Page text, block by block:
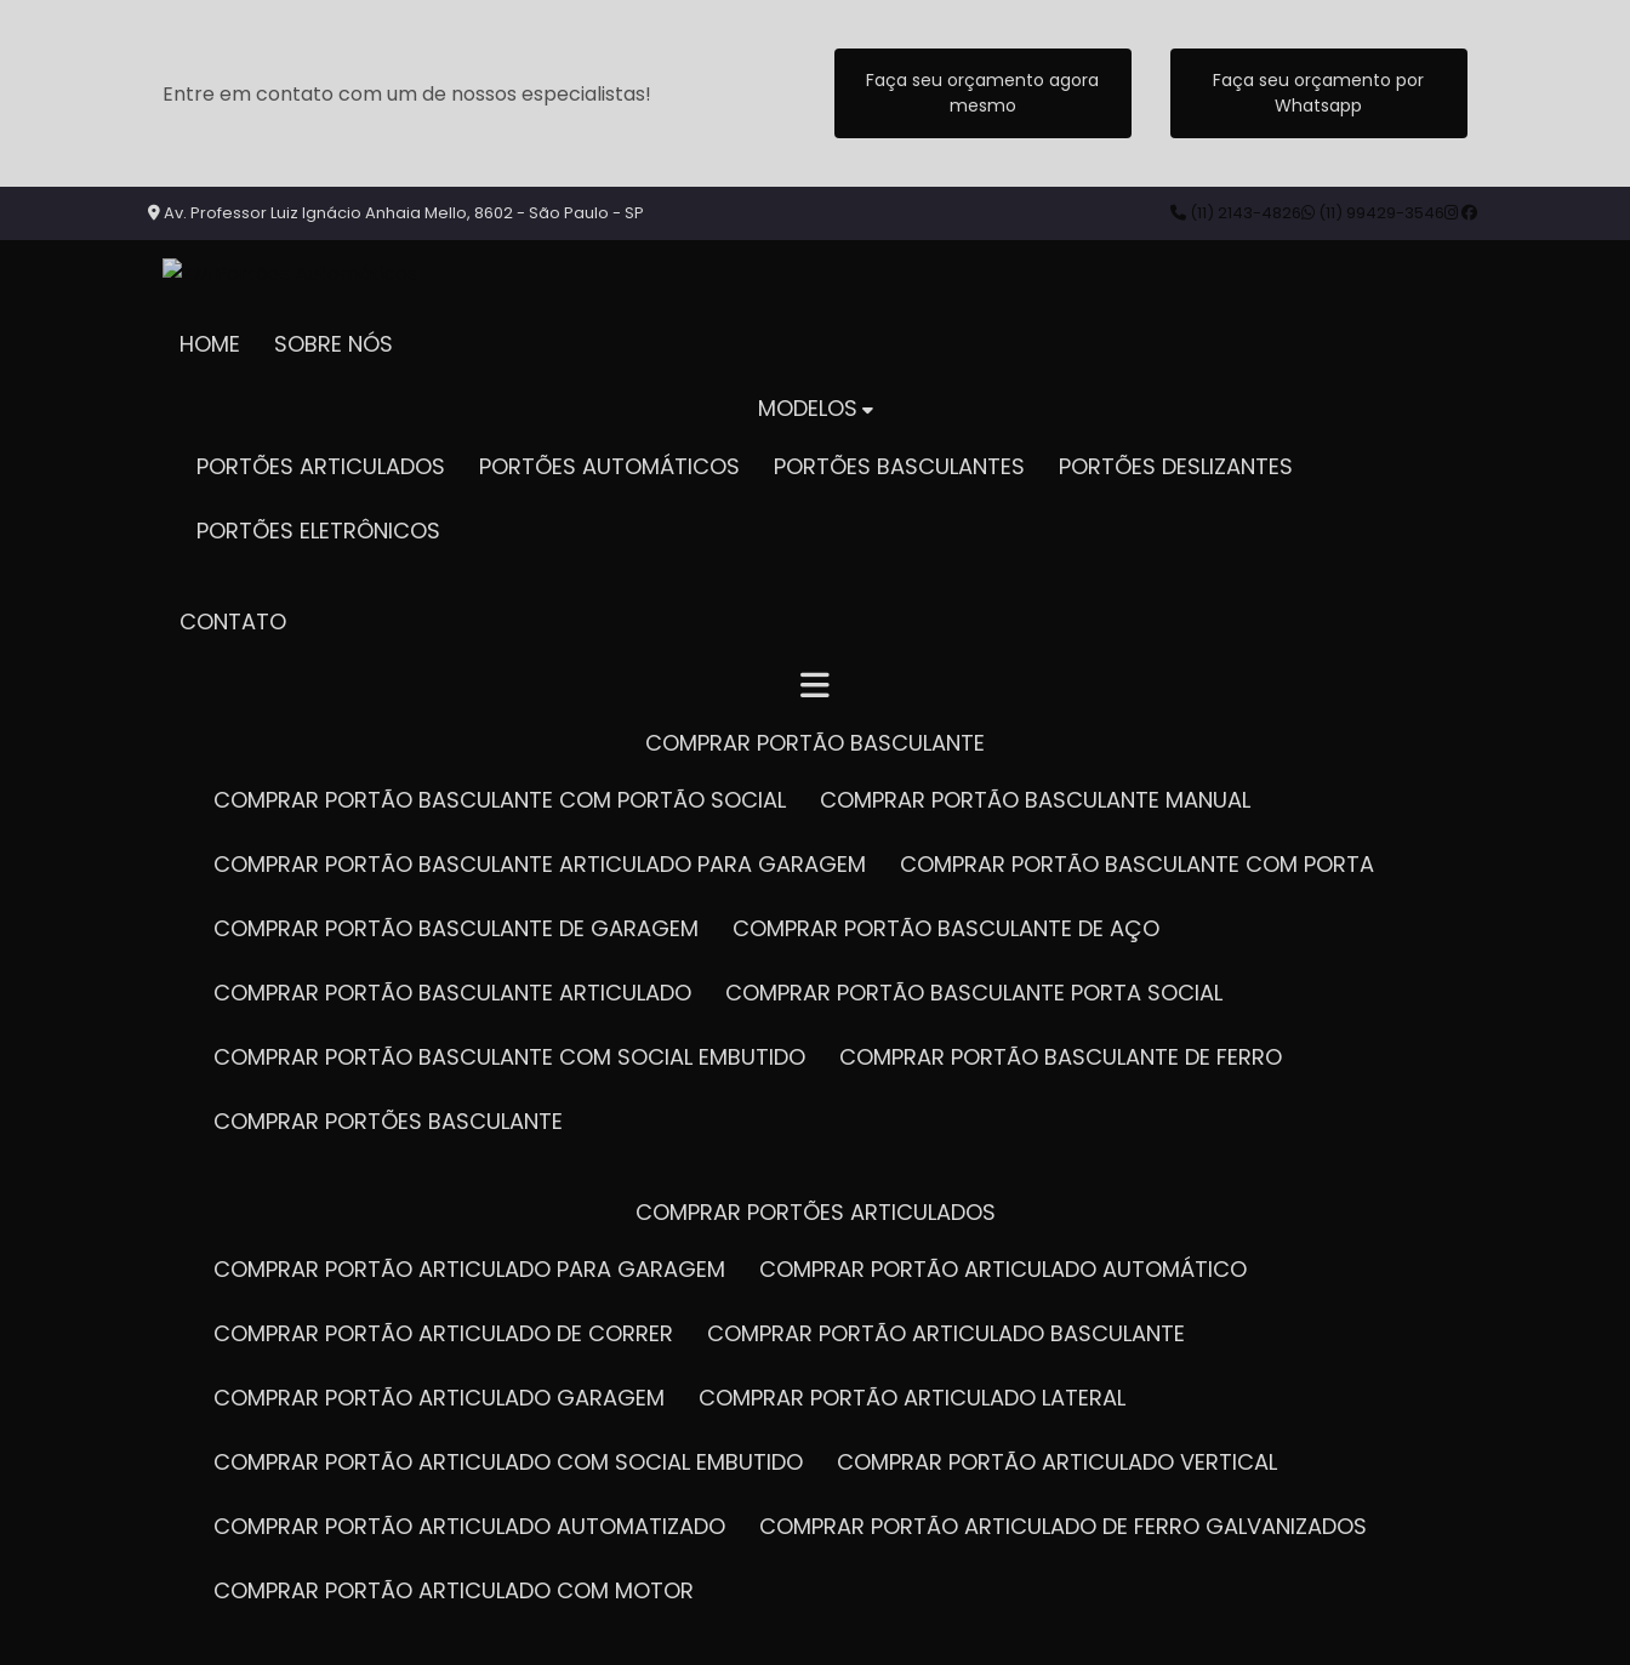
Entre em contato com um de nossos especialistas!
Faça seu orçamento agora
mesmo
Faça seu orçamento por
Whatsapp
Av. Professor Luiz Ignácio Anhaia Mello, 8602 - São Paulo - SP (11) 2143-4826 (11) 99429-3546
HOME SOBRE NÓS
MODELOS
PORTÕES ARTICULADOS
PORTÕES AUTOMÁTICOS PORTÕES BASCULANTES PORTÕES DESLIZANTES
PORTÕES ELETRÔNICOS
CONTATO
COMPRAR PORTÃO BASCULANTE
COMPRAR PORTÃO BASCULANTE COM PORTÃO SOCIAL
COMPRAR PORTÃO BASCULANTE MANUAL
COMPRAR PORTÃO BASCULANTE ARTICULADO PARA GARAGEM COMPRAR PORTÃO BASCULANTE COM PORTA
COMPRAR PORTÃO BASCULANTE DE GARAGEM COMPRAR PORTÃO BASCULANTE DE AÇO
COMPRAR PORTÃO BASCULANTE ARTICULADO COMPRAR PORTÃO BASCULANTE PORTA SOCIAL
COMPRAR PORTÃO BASCULANTE COM SOCIAL EMBUTIDO COMPRAR PORTÃO BASCULANTE DE FERRO
COMPRAR PORTÕES BASCULANTE
COMPRAR PORTÕES ARTICULADOS
COMPRAR PORTÃO ARTICULADO PARA GARAGEM
COMPRAR PORTÃO ARTICULADO AUTOMÁTICO
COMPRAR PORTÃO ARTICULADO DE CORRER COMPRAR PORTÃO ARTICULADO BASCULANTE
COMPRAR PORTÃO ARTICULADO GARAGEM COMPRAR PORTÃO ARTICULADO LATERAL
COMPRAR PORTÃO ARTICULADO COM SOCIAL EMBUTIDO COMPRAR PORTÃO ARTICULADO VERTICAL
COMPRAR PORTÃO ARTICULADO AUTOMATIZADO COMPRAR PORTÃO ARTICULADO DE FERRO GALVANIZADOS
COMPRAR PORTÃO ARTICULADO COM MOTOR